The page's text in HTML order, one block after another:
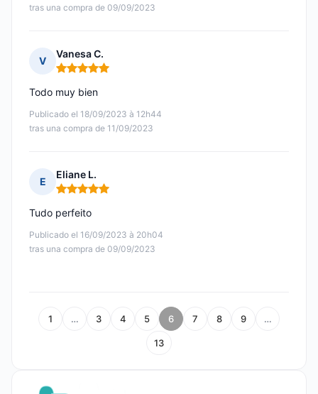
tras una compra de 09/09/2023
V
Vanesa C.
Nota: 5 de 5
Publicado el 18/09/2023 à 12h44
tras una compra de 11/09/2023
Todo muy bien
E
Eliane L.
Nota: 5 de 5
Publicado el 16/09/2023 à 20h04
tras una compra de 09/09/2023
Tudo perfeito
1 … 3 4 5 6 7 8 9 …
13